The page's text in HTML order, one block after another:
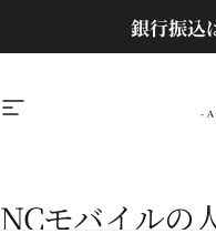
コンテンツへスキッ
お問い
サイトナビゲーショ
NCモバイルの